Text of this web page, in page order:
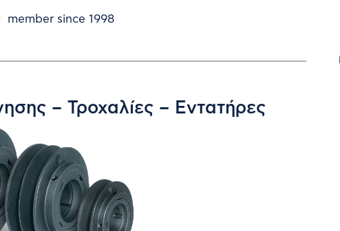
member since 1998
– Τροχαλίες – Εντατήρες